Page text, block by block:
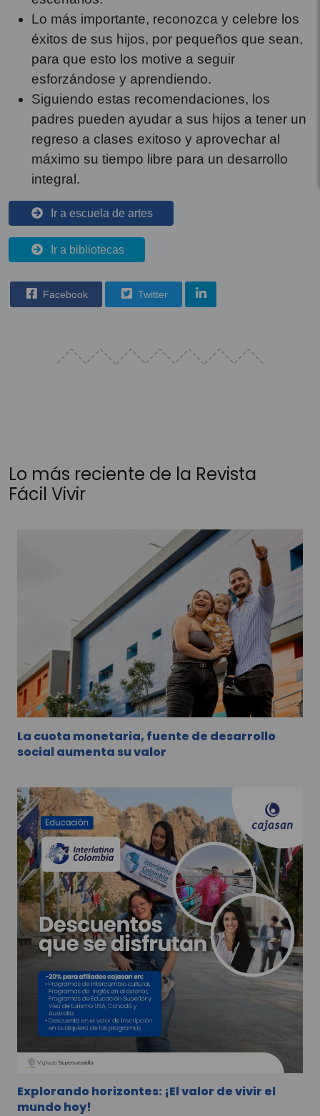
Lo más importante, reconozca y celebre los
éxitos de sus hijos, por pequeños que sean,
para que esto los motive a seguir
esforzándose y aprendiendo.
Siguiendo estas recomendaciones, los
padres pueden ayudar a sus hijos a tener un
regreso a clases exitoso y aprovechar al
máximo su tiempo libre para un desarrollo
integral.
Ir a escuela de artes
Ir a bibliotecas
Facebook Twitter
Lo más reciente de la Revista
Fácil Vivir
La cuota monetaria, fuente de desarrollo
social aumenta su valor
Explorando horizontes: ¡El valor de vivir el
mundo hoy!